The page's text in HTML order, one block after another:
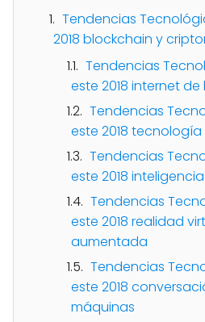
Tendencias
2018 blockchain y
Tendencias
este 2018 internet
Tendencias
este 2018 tecnología
Tendencias
este 2018
Tendencias
este 2018 realidad
aumentada
Tendencias
este 2018
máquinas